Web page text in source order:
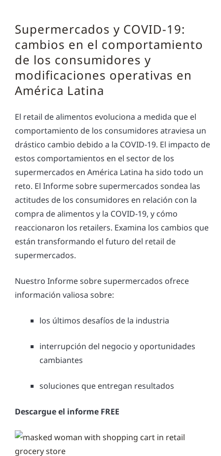
Supermercados y COVID-19:
cambios en el comportamiento
de los consumidores y
modificaciones operativas en
América Latina
El retail de alimentos evoluciona a medida que el
comportamiento de los consumidores atraviesa un
drástico cambio debido a la COVID-19. El impacto de
estos comportamientos en el sector de los
supermercados en América Latina ha sido todo un
reto. El Informe sobre supermercados sondea las
actitudes de los consumidores en relación con la
compra de alimentos y la COVID-19, y cómo
reaccionaron los retailers. Examina los cambios que
están transformando el futuro del retail de
supermercados.
Nuestro Informe sobre supermercados ofrece
información valiosa sobre:
los últimos desafíos de la industria
interrupción del negocio y oportunidades
cambiantes
soluciones que entregan resultados
Descargue el informe FREE